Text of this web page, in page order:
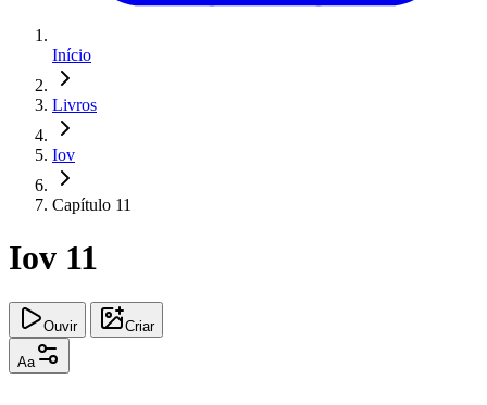
Início
Livros
Iov
Capítulo 11
Iov 11
Ouvir Criar
Aa